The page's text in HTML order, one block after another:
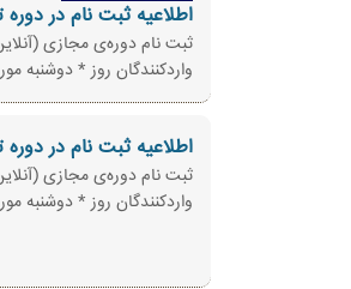
اطلاعیه ثبت نام در دوره
واردکنندگان روز * دوشنبه مورخ 1402/06/27*
اطلاعیه ثبت نام در دوره
واردکنندگان روز * دوشنبه مورخ 1402/06/13*